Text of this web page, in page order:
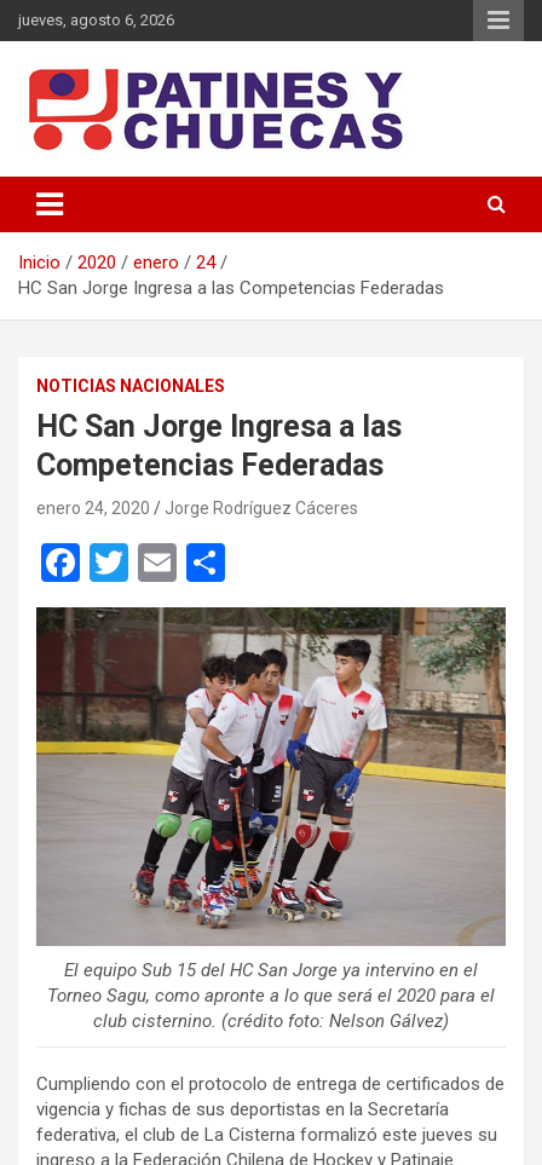
Saltar
al
jueves, agosto 6, 2026
Patines y Chuecas
Inicio 2020 enero
24
HC San Jorge Ingresa a las Competencias Federadas
NOTICIAS NACIONALES
HC San Jorge Ingresa a las
Competencias Federadas
enero 24, 2020 Jorge Rodríguez Cáceres
F
a
ce
b
o
o
T
wi
tt
er
E
m
ail
o
m
p
ar
tir
El equipo Sub 15 del HC San Jorge ya intervino en el
Torneo Sagu, como apronte a lo que será el 2020 para el
club cisternino. (crédito foto: Nelson Gálvez)
Cumpliendo con el protocolo de entrega de certificados de
vigencia y fichas de sus deportistas en la Secretaría
federativa, el club de La Cisterna formalizó este jueves su
ingreso a la Federación Chilena de Hockey y Patinaje.